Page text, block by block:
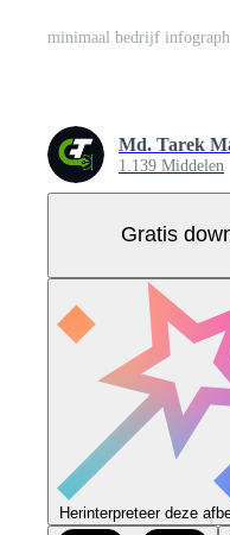
Md. Tarek
1.139 Middelen
Gratis
Herinterpreteer deze